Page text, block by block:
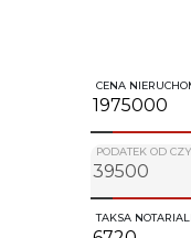
CENA
PODATEK OD
TAKSA